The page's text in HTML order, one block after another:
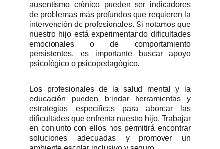
ausentismo crónico pueden ser indicadores
de problemas más profundos que requieren la
intervención de profesionales. Si notamos que
nuestro hijo está experimentando dificultades
emocionales o de comportamiento
persistentes, es importante buscar apoyo
psicológico o psicopedagógico.
Los profesionales de la salud mental y la
educación pueden brindar herramientas y
estrategias específicas para abordar las
dificultades que enfrenta nuestro hijo. Trabajar
en conjunto con ellos nos permitirá encontrar
soluciones adecuadas y promover un